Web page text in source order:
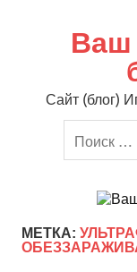
содержимомуВаш
Сайт (блог)
МЕТКА: